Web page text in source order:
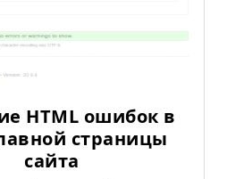
HTML ошибок в
страницы
сайта